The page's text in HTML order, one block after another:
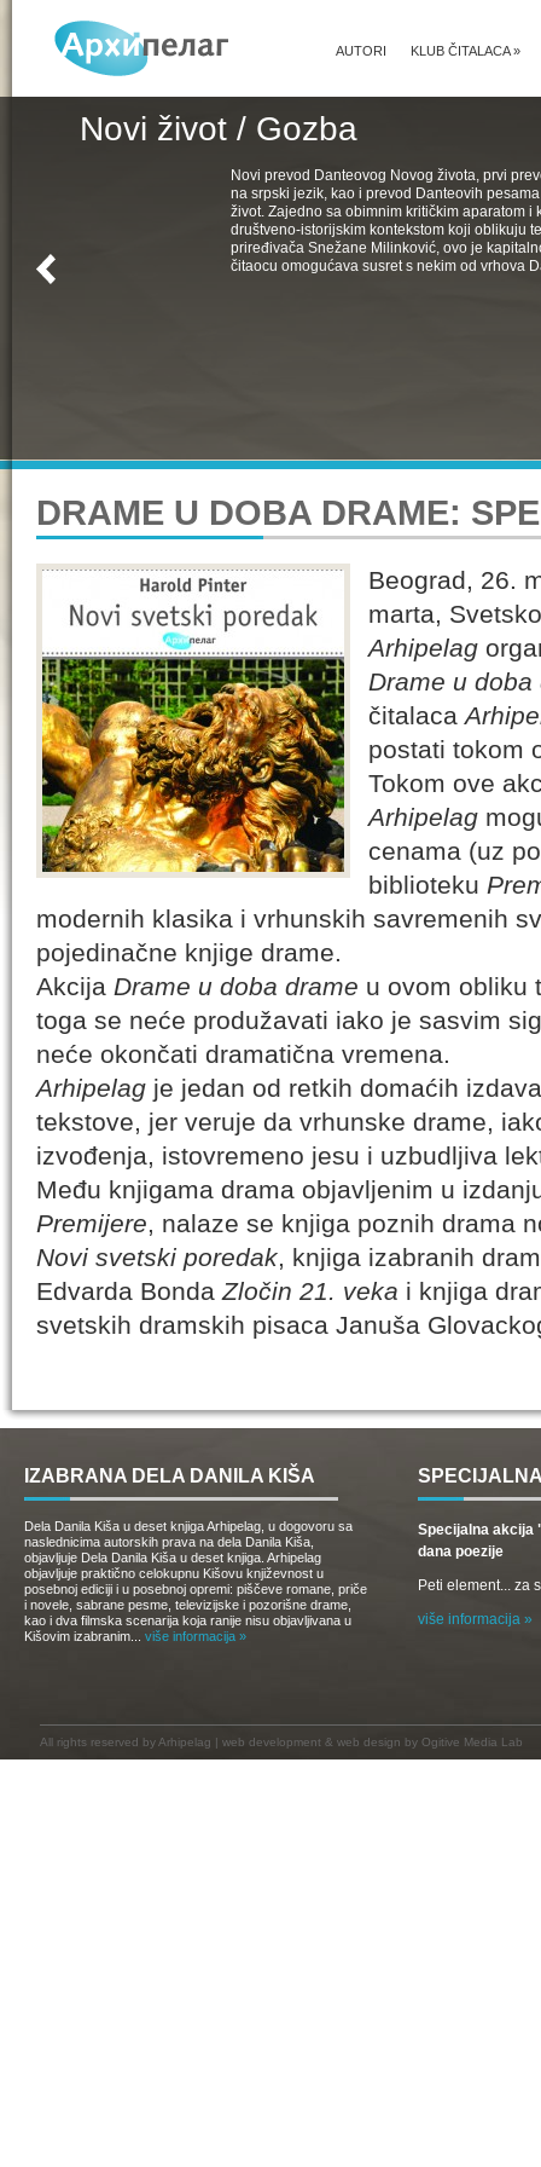
KLUB ČITALACA»
AUTORI
Novi život / Gozba
Novi prevod Danteovog Novog života, prvi
na srpski jezik, kao i prevod Danteovih
život. Zajedno sa obimnim kritičkim aparatom i
društveno-istorijskim kontekstom koji oblikuju
priređivača Snežane Milinković, ovo je
čitaocu omogućava susret s nekim od vrhova
DRAME U DOBA DRAME:
Beograd, 26.
marta,
Arhipelag
Drame u doba
čitalaca
postati tokom
Tokom ove
Arhipelag
cenama (uz
biblioteku
modernih klasika i vrhunskih savremenih
pojedinačne knjige drame.
Akcija Drame u doba drame u ovom obliku
toga se neće produžavati iako je sasvim
neće okončati dramatična vremena.
Arhipelag je jedan od retkih domaćih
tekstove, jer veruje da vrhunske drame,
izvođenja, istovremeno jesu i uzbudljiva
Među knjigama drama objavljenim u
Premijere, nalaze se knjiga poznih drama
Novi svetski poredak, knjiga izabranih
Edvarda Bonda Zločin 21. veka i knjiga
svetskih dramskih pisaca Januša
IZABRANA DELA DANILA KIŠA
Dela Danila Kiša u deset knjiga Arhipelag, u dogovoru sa
naslednicima autorskih prava na dela Danila Kiša,
objavljuje Dela Danila Kiša u deset knjiga. Arhipelag
objavljuje praktično celokupnu Kišovu književnost u
posebnoj ediciji i u posebnoj opremi: piščeve romane, priče
i novele, sabrane pesme, televizijske i pozorišne drame,
kao i dva filmska scenarija koja ranije nisu objavljivana u
Kišovim izabranim... više informacija »
Specijalna akcija
dana poezije
Peti element... za
više informacija »
All rights reserved by Arhipelag | web development & web design by Ogitive Media Lab